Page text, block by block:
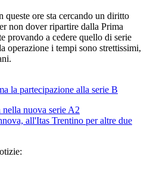
ore sta cercando un diritto
non dover ripartire dalla Prima
provando a cedere quello di serie
operazione i tempi sono strettissimi,
la partecipazione alla serie B
nuova serie A2
all'Itas Trentino per altre due